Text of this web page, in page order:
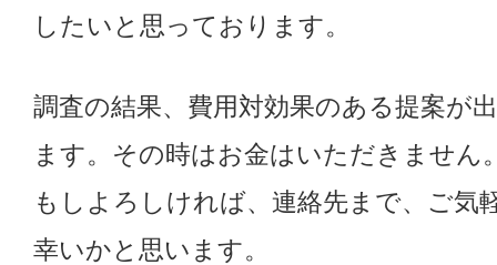
したいと思っております。
調査の結果、費用対効果のある提案が
ます。その時はお金はいただきません
もしよろしければ、連絡先まで、ご気
幸いかと思います。